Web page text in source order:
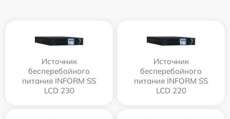
Источник
бесперебойного
питания INFORM SS
LCD 230
Источник
бесперебойного
питания INFORM SS
LCD 220